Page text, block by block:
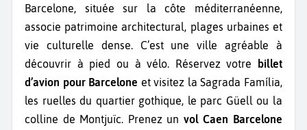
Barcelone, située sur la côte méditerranéenne,
associe patrimoine architectural, plages urbaines et
vie culturelle dense. C’est une ville agréable à
découvrir à pied ou à vélo. Réservez votre billet
d’avion pour Barcelone et visitez la Sagrada Família,
les ruelles du quartier gothique, le parc Güell ou la
colline de Montjuïc. Prenez un vol Caen Barcelone